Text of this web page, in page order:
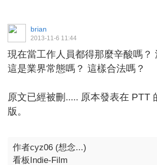
brian
2013-11-6 11:44
現在當工作人員都得那麼辛酸嗎？
這是業界常態嗎？ 這樣合法嗎？
原文已經被刪..... 原本發表在 PTT
版。
作者cyz06 (想念...)
看板Indie-Film